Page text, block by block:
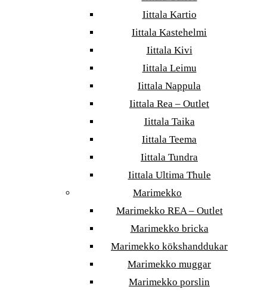
Iittala Kartio
Iittala Kastehelmi
Iittala Kivi
Iittala Leimu
Iittala Nappula
Iittala Rea – Outlet
Iittala Taika
Iittala Teema
Iittala Tundra
Iittala Ultima Thule
Marimekko
Marimekko REA – Outlet
Marimekko bricka
Marimekko kökshanddukar
Marimekko muggar
Marimekko porslin